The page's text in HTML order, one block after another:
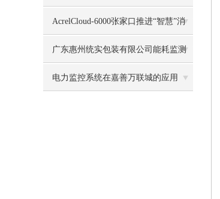
与应用
光伏发电中的应用
AcrelCloud-6000张家口推进“智慧”消
防建设
广东惠州统实包装有限公司能耗监测
系统
电力监控系统在嘉善万联城的应用